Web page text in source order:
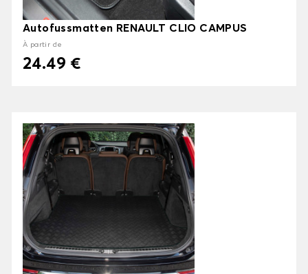
Autofussmatten RENAULT CLIO CAMPUS
À partir de
24.49 €